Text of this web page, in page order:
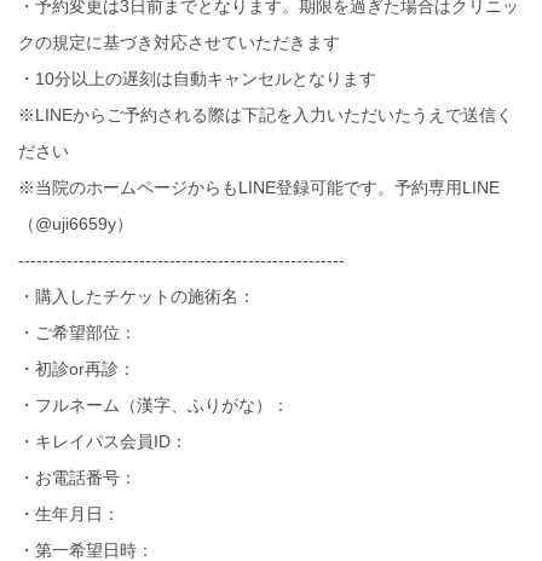
・予約変更は3日前までとなります。期限を過ぎた場合はクリニッ
クの規定に基づき対応させていただきます
・10分以上の遅刻は自動キャンセルとなります
※LINEからご予約される際は下記を入力いただいたうえで送信く
ださい
※当院のホームページからもLINE登録可能です。予約専用LINE
（@uji6659y）
------------------------------------------------------
・購入したチケットの施術名：
・ご希望部位：
・初診or再診：
・フルネーム（漢字、ふりがな）：
・キレイパス会員ID：
・お電話番号：
・生年月日：
・第一希望日時：